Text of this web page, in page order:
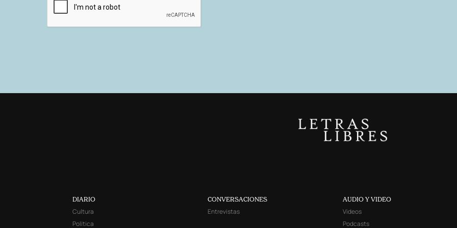
DIARIO
Cultura
Política
CONVERSACIONES
Entrevistas
AUDIO Y VIDEO
Videos
Podcasts